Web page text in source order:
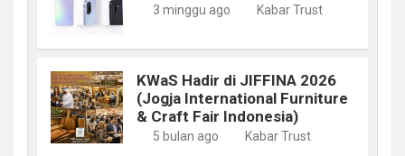
3 minggu ago Kabar Trust
KWaS Hadir di JIFFINA 2026
(Jogja International Furniture
& Craft Fair Indonesia)
5 bulan ago Kabar Trust